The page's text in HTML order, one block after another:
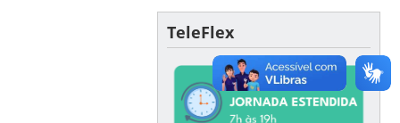
TeleFlex